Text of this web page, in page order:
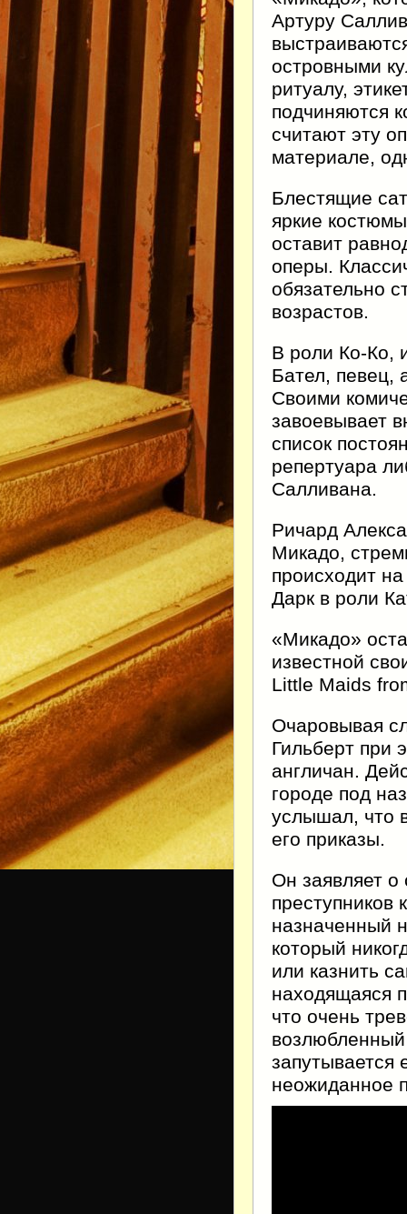
Артуру
островными
ритуалу,
подчиняются
считают эту
материале,
Блестящие
яркие
оставит
оперы.
обязательно
возрастов.
В роли Ко-Ко,
Бател, певец,
Своими
завоевывает
список
репертуара
Салливана.
Ричард
Микадо,
происходит
Дарк в роли
«Микадо»
известной
Little Maids
Очаровывая
Гильберт при
англичан.
городе под
услышал, что
его приказы.
Он заявляет о
преступников
назначенный
который
или казнить
находящаяся
что очень
неожиданное